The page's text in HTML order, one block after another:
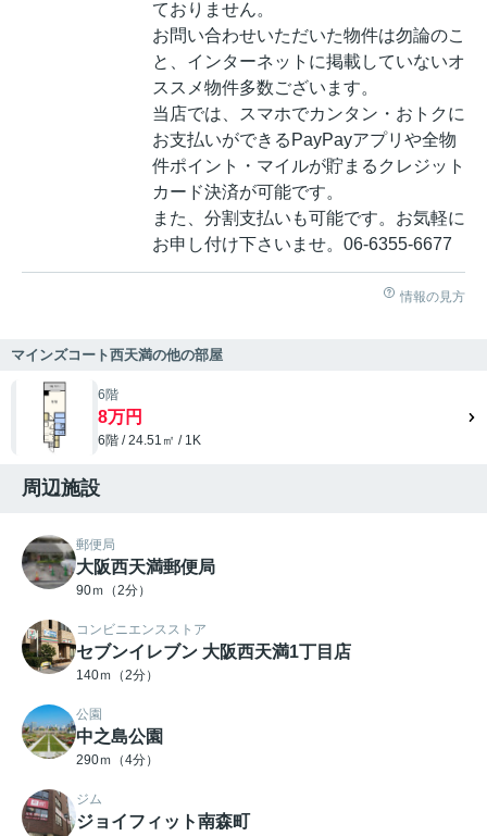
ておりません。
お問い合わせいただいた物件は勿論のこ
と、インターネットに掲載していないオ
ススメ物件多数ございます。
当店では、スマホでカンタン・おトクに
お支払いができるPayPayアプリや全物
件ポイント・マイルが貯まるクレジット
カード決済が可能です。
また、分割支払いも可能です。お気軽に
お申し付け下さいませ。06-6355-6677
情報の見方
マインズコート西天満の他の部屋
6階
8万円
6階 / 24.51㎡ / 1K
周辺施設
郵便局
大阪西天満郵便局
90ｍ（2分）
コンビニエンスストア
セブンイレブン 大阪西天満1丁目店
140ｍ（2分）
公園
中之島公園
290ｍ（4分）
ジム
ジョイフィット南森町